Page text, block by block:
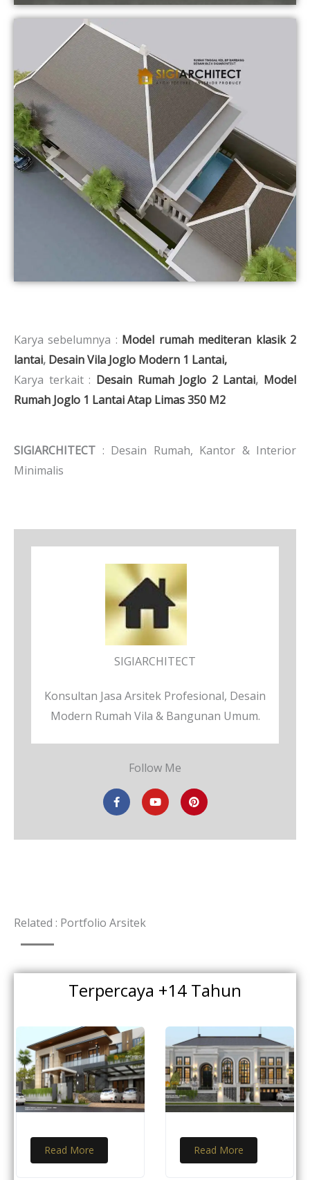
Karya sebelumnya : Model rumah mediteran klasik 2
lantai, Desain Vila Joglo Modern 1 Lantai,
Karya terkait : Desain Rumah Joglo 2 Lantai, Model
Rumah Joglo 1 Lantai Atap Limas 350 M2
SIGIARCHITECT : Desain Rumah, Kantor & Interior
Minimalis
SIGIARCHITECT
Konsultan Jasa Arsitek Profesional, Desain
Modern Rumah Vila & Bangunan Umum.
Follow Me
F
a
c
Y
o
u
P
i
n
Related : Portfolio Arsitek
Terpercaya +14 Tahun
Read More Read More